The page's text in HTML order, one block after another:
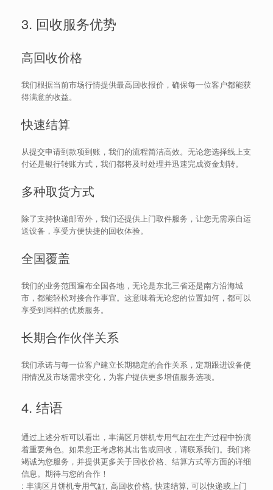
3. 回收服务优势
高回收价格
我们根据当前市场行情提供最高回收报价，确保每一位客户都能获
得满意的收益。
快速结算
从提交申请到款项到账，我们的流程简洁高效。无论您选择线上支
付还是银行转账方式，我们都将及时处理并迅速完成资金划转。
多种取货方式
除了支持快递邮寄外，我们还提供上门取件服务，让您无需亲自运
送设备，享受方便快捷的回收体验。
全国覆盖
我们的业务范围遍布全国各地，无论是东北三省还是南方沿海城
市，都能轻松对接合作事宜。这意味着无论您的位置如何，都可以
享受到同样的优质服务。
长期合作伙伴关系
我们承诺与每一位客户建立长期稳定的合作关系，定期跟进设备使
用情况及市场需求变化，为客户提供更多增值服务选项。
4. 结语
通过上述分析可以看出，丰满区月饼机专用气缸在生产过程中扮演
着重要角色。如果您正考虑将其出售或回收，请联系我们。我们将
竭诚为您服务，并提供更多关于回收价格、结算方式等方面的详细
信息。期待与您的合作！
: 丰满区月饼机专用气缸, 高回收价格, 快速结算, 可以快递或上门